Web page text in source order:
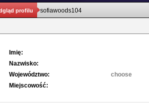
profilu sofiawoods104
Imię:
Nazwisko:
Województwo:
choose
Miejscowość: